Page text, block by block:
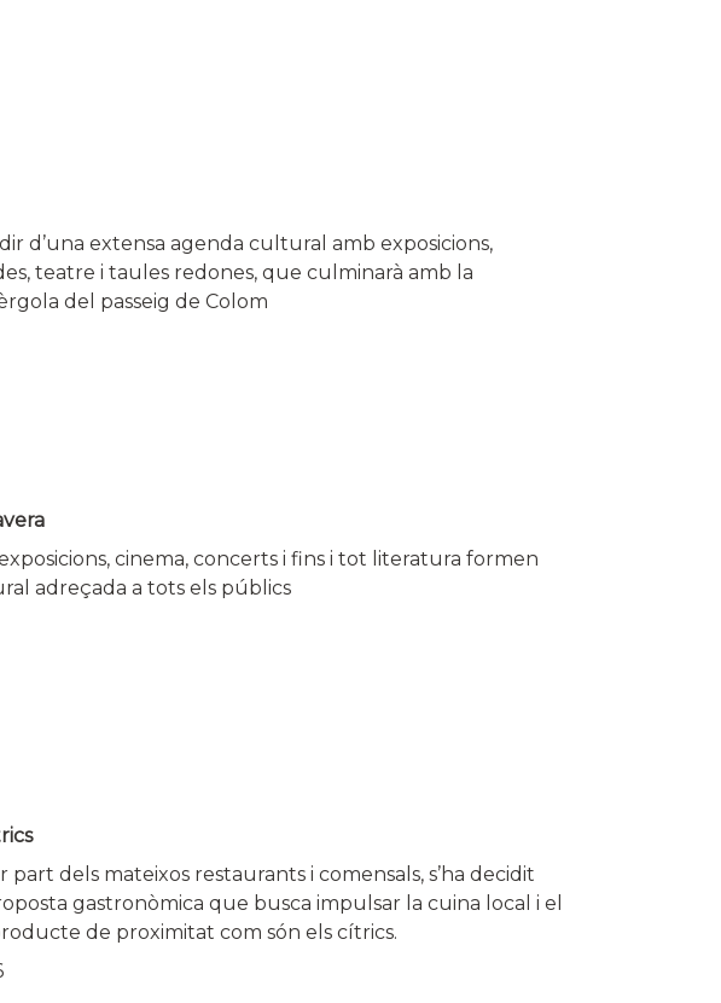
d’una extensa agenda cultural amb exposicions,
teatre i taules redones, que culminarà amb la
del passeig de Colom
cinema, concerts i fins i tot literatura formen
adreçada a tots els públics
dels mateixos restaurants i comensals, s’ha decidit
gastronòmica que busca impulsar la cuina local i el
de proximitat com són els cítrics.